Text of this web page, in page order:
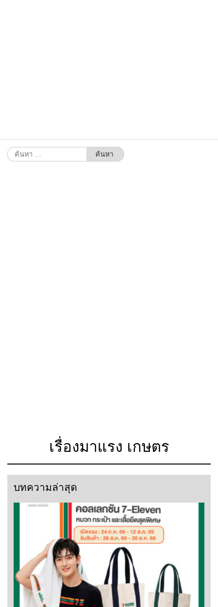
ค้นหา
สำหรับ:
เรื่องมาแรง เกษตร
บทความล่าสุด